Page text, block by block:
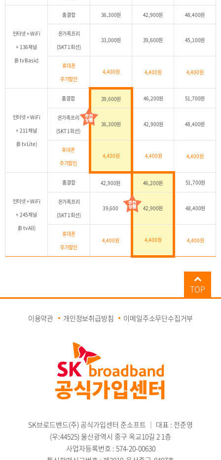
인터넷 + WiFi
+ 136채널
(B tv Basic)
홈결합 36,300원 42,900원 48,400원
온가족프리
(SKT 1회선)
33,000원 39,600원 45,100원
휴대폰
추가할인
4,400원 4,400원 4,400원
인터넷 + WiFi
+ 211채널
(B tv Lite)
홈결합 39,600원 46,200원 51,700원
온가족프리
(SKT 1회선)
36,300원 42,900원 48,400원
휴대폰
추가할인
4,400원 4,400원 4,400원
인터넷 + WiFi
+ 245채널
(B tv All)
홈결합 42,900원 46,200원 51,700원
온가족프리
(SKT 1회선)
39,600 42,900원 48,400원
휴대폰
추가할인
4,400원 4,400원 4,400원
이용약관 개인정보취급방침 이메일주소무단수집거부
SK브로드밴드(주) 공식가입센터 준소프트 ｜ 대표 : 전준영
(우:44525) 울산광역시 중구 옥교10길 2 1층
사업자등록번호 : 574-20-00630
TOP